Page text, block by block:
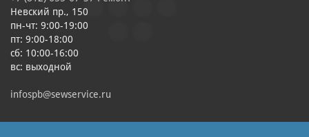
Невский пр., 150
пн-чт: 9:00-19:00
пт: 9:00-18:00
сб: 10:00-16:00
вс: выходной
infospb@sewservice.ru